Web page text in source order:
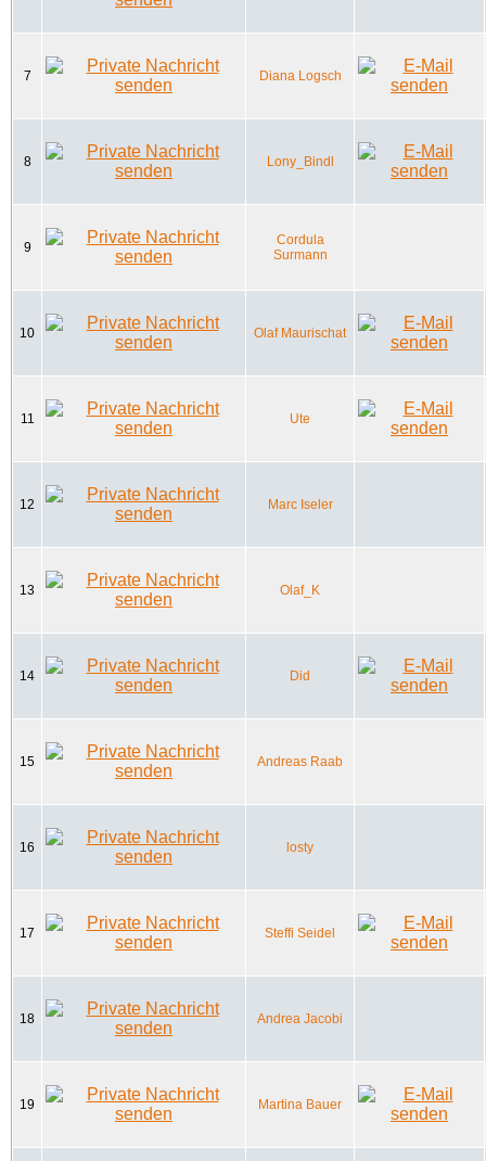
7 Diana Logsch
8 Lony_Bindl
9
Cordula
Surmann
10 Olaf Maurischat
11 Ute
12 Marc Iseler
13 Olaf_K
14 Did
15 Andreas Raab
16 losty
17 Steffi Seidel
18 Andrea Jacobi
19 Martina Bauer